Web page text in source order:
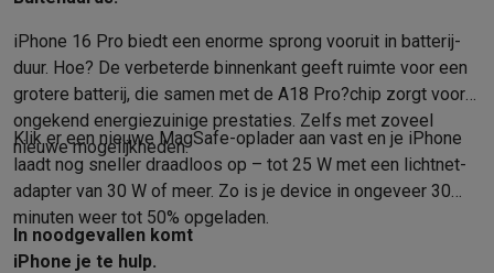
iPhone 16 Pro biedt een enorme sprong vooruit in batterij­
duur. Hoe? De verbeterde binnen­kant geeft ruimte voor een
grotere batterij, die samen met de A18 Pro?chip zorgt voor
ongekend energie­zuinige prestaties. Zelfs met zoveel
nieuwe mogelijkheden.
Klik er een nieuwe MagSafe-oplader aan vast en je iPhone
laadt nog sneller draadloos op – tot 25 W met een lichtnet­
adapter van 30 W of meer. Zo is je device in ongeveer 30
minuten weer tot 50% opgeladen.
In nood­gevallen komt
iPhone je te hulp.